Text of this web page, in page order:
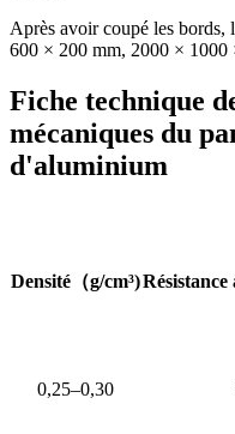
Après avoir coupé les bords,
600 × 200 mm, 2000 ×
Fiche technique
mécaniques du
d'aluminium
Densité （g/cm³)Résistance
0,25–0,30